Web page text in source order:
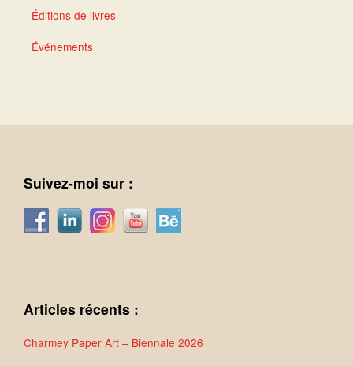
Éditions de livres
Événements
Suivez-moi sur :
Articles récents :
Charmey Paper Art – Biennale 2026